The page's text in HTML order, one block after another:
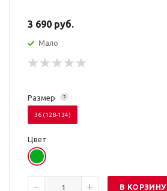
3 690 руб.
Мало
?
Размер
36 (128-134)
Цвет
В КОРЗИНУ